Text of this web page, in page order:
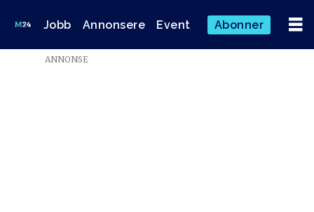
Jobb Annonsere Event Abonner
ANNONSE